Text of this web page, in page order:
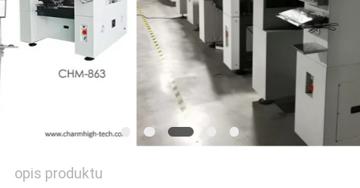
POLITYKA
PRYWATNOŚCI
opis produktu